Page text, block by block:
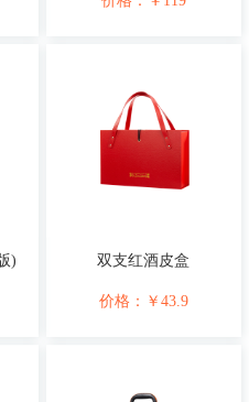
) 双支红酒皮盒
价格： ￥ 43.9